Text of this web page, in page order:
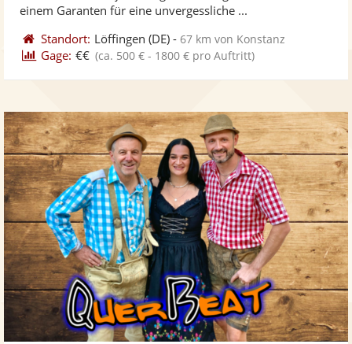
einem Garanten für eine unvergessliche ...
Standort: Löffingen (DE) -67 km von Konstanz
Gage: €€ (ca. 500 € - 1800 € pro Auftritt)